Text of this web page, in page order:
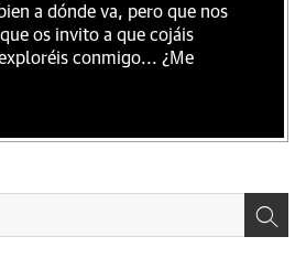
a dónde va, pero que nos
os invito a que cojáis
conmigo... ¿Me